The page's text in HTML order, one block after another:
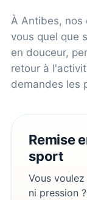
À Antibes, nos
vous quel que
en douceur,
retour à
demandes les
Remise
sport
Vous
ni pression